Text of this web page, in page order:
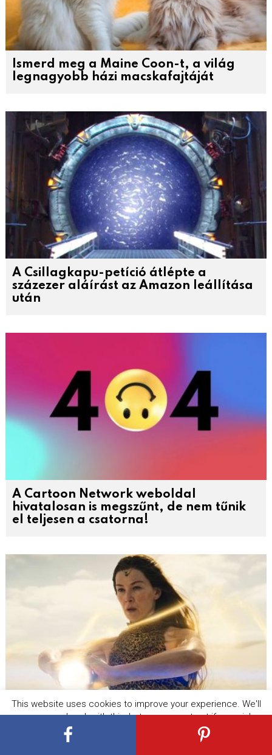
Ismerd meg a Maine Coon-t, a világ
legnagyobb házi macskafajtáját
A Csillagkapu-petíció átlépte a
százezer aláírást az Amazon leállítása
után
A Cartoon Network weboldal
hivatalosan is megszűnt, de nem tűnik
el teljesen a csatorna!
Véget ért az idő! Nem lesz Az Idő
Kereke 4. évad!
This website uses cookies to improve your experience. We'll
assume you're ok with this, but you can opt-out if you wish.